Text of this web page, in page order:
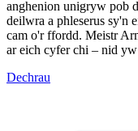
anghenion unigryw pob
deilwra a phleserus sy'n
cam o'r ffordd. Meistr
ar eich cyfer chi – nid
Dechrau